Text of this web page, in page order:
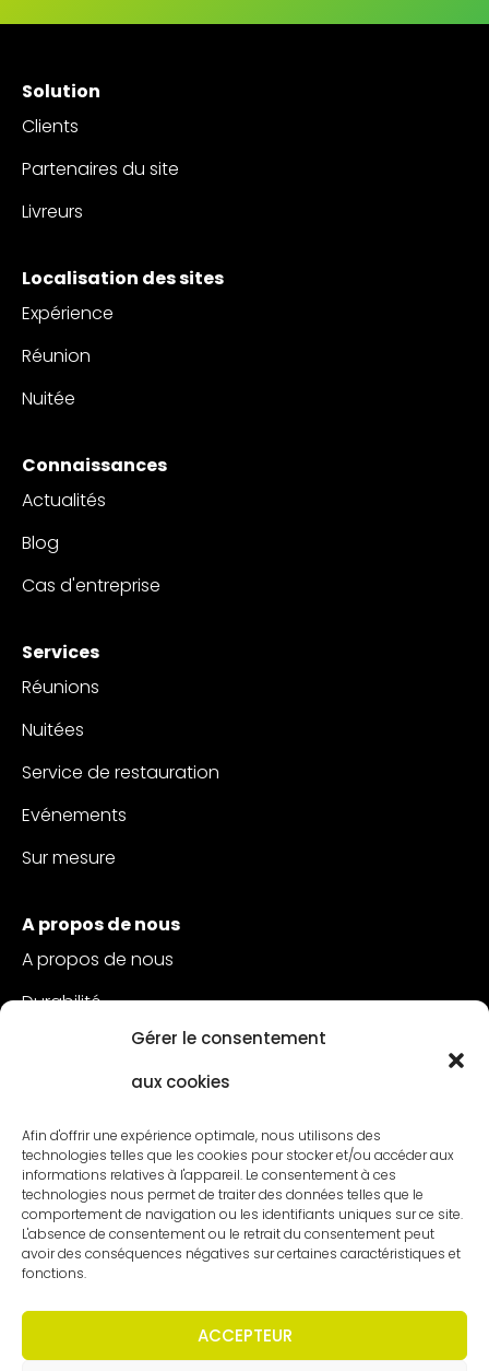
Gérer le consentement
aux cookies
Afin d'offrir une expérience optimale, nous utilisons des
technologies telles que les cookies pour stocker et/ou accéder aux
informations relatives à l'appareil. Le consentement à ces
technologies nous permet de traiter des données telles que le
comportement de navigation ou les identifiants uniques sur ce site.
L'absence de consentement ou le retrait du consentement peut
avoir des conséquences négatives sur certaines caractéristiques et
fonctions.
ACCEPTEUR
Solution
Clients
Partenaires du site
Livreurs
Localisation des sites
Expérience
Réunion
Nuitée
Connaissances
Actualités
Blog
Cas d'entreprise
Services
Réunions
Nuitées
Service de restauration
Evénements
Sur mesure
A propos de nous
A propos de nous
Durabilité
Service à la clientèle
Postes vacants
Contact